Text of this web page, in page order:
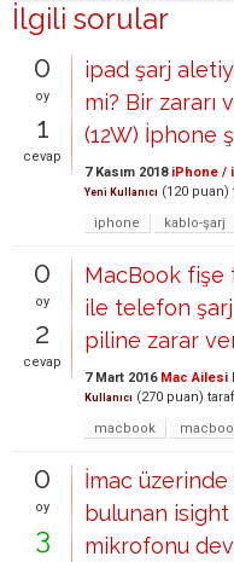
İlgili sorular
0
oy
1
cevap
ipad şarj
mi? Bir zararı
(12W) İphone
7 Kasım 2018 iPhone /
Yeni Kullanıcı (120 puan)
iphone
kablo-şarj
0
oy
2
cevap
MacBook fişe
ile telefon
piline zarar
7 Mart 2016 Mac Ailesi
Kullanıcı (270 puan)
macbook
0
oy
3
İmac
bulunan
mikrofonu